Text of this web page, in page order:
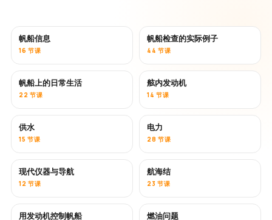
帆船信息
16 节课
帆船检查的实际例子
44 节课
帆船上的日常生活
22 节课
舷内发动机
14 节课
供水
15 节课
电力
28 节课
现代仪器与导航
12 节课
航海结
23 节课
用发动机控制帆船 燃油问题